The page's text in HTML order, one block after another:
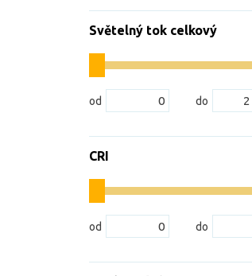
Světelný tok celkový
CRI